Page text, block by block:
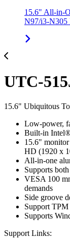
15.6" All-in-
N97/i3-N305
UTC-
15.6" Ubiquitous
Low-power,
Built-in
15.6"
HD (1920 x
All-in-one
Supports
VESA 100
demands
Side groove
Support TPM
Supports
Support Links: